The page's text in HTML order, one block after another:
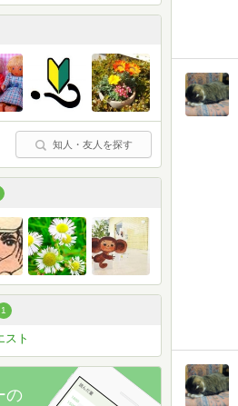
知人・友人を探す
1
スト
の